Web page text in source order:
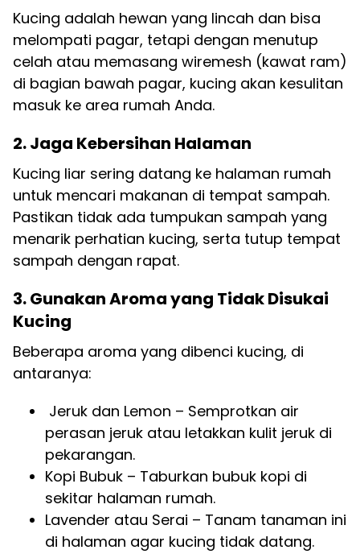
Kucing adalah hewan yang lincah dan bisa
melompati pagar, tetapi dengan menutup
celah atau memasang wiremesh (kawat ram)
di bagian bawah pagar, kucing akan kesulitan
masuk ke area rumah Anda.
2. Jaga Kebersihan Halaman
Kucing liar sering datang ke halaman rumah
untuk mencari makanan di tempat sampah.
Pastikan tidak ada tumpukan sampah yang
menarik perhatian kucing, serta tutup tempat
sampah dengan rapat.
3. Gunakan Aroma yang Tidak Disukai
Kucing
Beberapa aroma yang dibenci kucing, di
antaranya:
Jeruk dan Lemon – Semprotkan air
perasan jeruk atau letakkan kulit jeruk di
pekarangan.
Kopi Bubuk – Taburkan bubuk kopi di
sekitar halaman rumah.
Lavender atau Serai – Tanam tanaman ini
di halaman agar kucing tidak datang.